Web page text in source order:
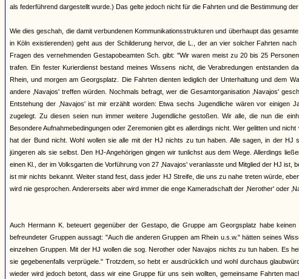
als federführend dargestellt wurde.) Das gelte jedoch nicht für die Fahrten und die Bestimmung
Wie dies geschah, die damit verbundenen Kommunikationsstrukturen und überhaupt das
in Köln existierenden) geht aus der Schilderung hervor, die L., der an vier solcher Fahrten
Fragen des vernehmenden Gestapobeamten Sch. gibt: "Wir waren meist zu 20 bis 25
trafen. Ein fester Kurierdienst bestand meines Wissens nicht, die Verabredungen entstanden
Rhein, und morgen am Georgsplatz. Die Fahrten dienten lediglich der Unterhaltung und dem
andere ‚Navajos' treffen würden. Nochmals befragt, wer die Gesamtorganisation ‚Navajos'
Entstehung der ‚Navajos' ist mir erzählt worden: Etwa sechs Jugendliche wären vor einigen
zugelegt. Zu diesen seien nun immer weitere Jugendliche gestoßen. Wir alle, die nun die
Besondere Aufnahmebedingungen oder Zeremonien gibt es allerdings nicht. Wer gelitten und
hat der Bund nicht. Wohl wollen sie alle mit der HJ nichts zu tun haben. Alle sagen, in der
jüngeren als sie selbst. Den HJ-Angehörigen gingen wir tunlichst aus dem Wege. Allerdings
einen Kl., der im Volksgarten die Vorführung von 27 ‚Navajos' veranlasste und Mitglied der HJ
ist mir nichts bekannt. Weiter stand fest, dass jeder HJ Streife, die uns zu nahe treten würde,
wird nie gesprochen. Andererseits aber wird immer die enge Kameradschaft der ‚Nerother' oder
Auch Hermann K. beteuert gegenüber der Gestapo, die Gruppe am Georgsplatz habe
befreundeter Gruppen aussagt: "Auch die anderen Gruppen am Rhein u.s.w." hätten seines
einzelnen Gruppen. Mit der HJ wollen die sog. Nerother oder Navajos nichts zu tun haben. Es
sie gegebenenfalls verprügele." Trotzdem, so hebt er ausdrücklich und wohl durchaus
wieder wird jedoch betont, dass wir eine Gruppe für uns sein wollten, gemeinsame Fahrten